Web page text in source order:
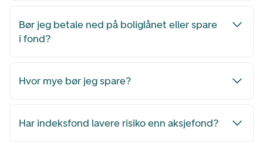
Bør jeg betale ned på boliglånet eller spare
i fond?
Hvor mye bør jeg spare?
Har indeksfond lavere risiko enn aksjefond?